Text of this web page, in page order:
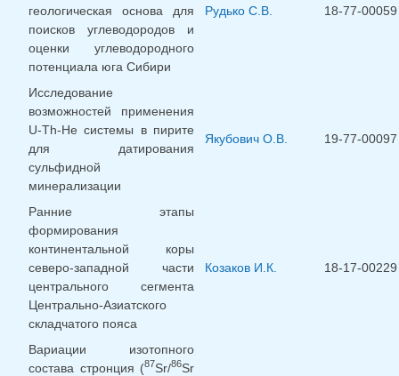
геологическая основа для
поисков углеводородов и
оценки углеводородного
потенциала юга Сибири
Рудько С.В. 18-77-00059
Исследование
возможностей применения
U-Th-He системы в пирите
для датирования
сульфидной
минерализации
Якубович О.В. 19-77-00097
Ранние этапы
формирования
континентальной коры
северо-западной части
центрального сегмента
Центрально-Азиатского
складчатого пояса
Козаков И.К. 18-17-00229
Вариации изотопного
состава стронция (87Sr/86Sr